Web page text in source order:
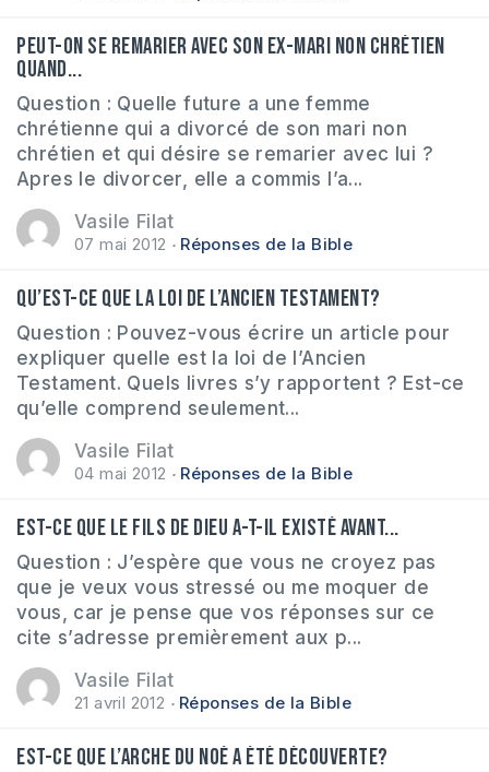
Peut-on se remarier avec son ex-mari non chrétien
quand...
Question : Quelle future a une femme
chrétienne qui a divorcé de son mari non
chrétien et qui désire se remarier avec lui ?
Apres le divorcer, elle a commis l’a...
Vasile Filat
07 mai 2012 Réponses de la Bible
Qu’est-ce que la loi de l’Ancien Testament?
Question : Pouvez-vous écrire un article pour
expliquer quelle est la loi de l’Ancien
Testament. Quels livres s’y rapportent ? Est-ce
qu’elle comprend seulement...
Vasile Filat
04 mai 2012 Réponses de la Bible
Est-ce que le Fils de Dieu a-t-il existé avant...
Question : J’espère que vous ne croyez pas
que je veux vous stressé ou me moquer de
vous, car je pense que vos réponses sur ce
cite s’adresse premièrement aux p...
Vasile Filat
21 avril 2012 Réponses de la Bible
Est-ce que l’arche du Noé a été découverte?